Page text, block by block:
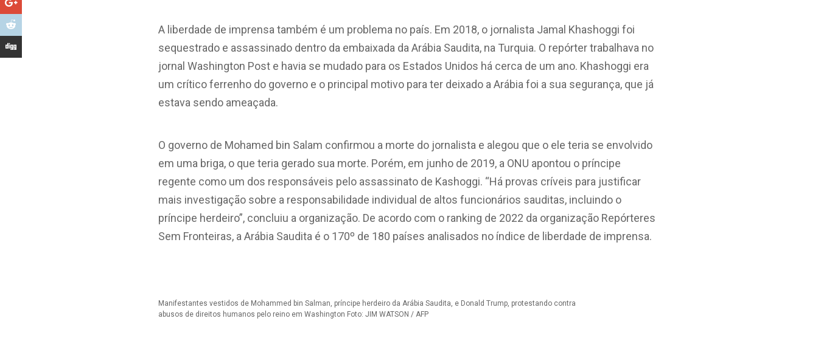
A liberdade de imprensa também é um problema no país. Em 2018, o jornalista Jamal Khashoggi foi
sequestrado e assassinado dentro da embaixada da Arábia Saudita, na Turquia. O repórter trabalhava no
jornal Washington Post e havia se mudado para os Estados Unidos há cerca de um ano. Khashoggi era
um crítico ferrenho do governo e o principal motivo para ter deixado a Arábia foi a sua segurança, que já
estava sendo ameaçada.
O governo de Mohamed bin Salam confirmou a morte do jornalista e alegou que o ele teria se envolvido
em uma briga, o que teria gerado sua morte. Porém, em junho de 2019, a ONU apontou o príncipe
regente como um dos responsáveis pelo assassinato de Kashoggi. “Há provas críveis para justificar
mais investigação sobre a responsabilidade individual de altos funcionários sauditas, incluindo o
príncipe herdeiro”, concluiu a organização. De acordo com o ranking de 2022 da organização Repórteres
Sem Fronteiras, a Arábia Saudita é o 170º de 180 países analisados no índice de liberdade de imprensa.
Manifestantes vestidos de Mohammed bin Salman, príncipe herdeiro da Arábia Saudita, e Donald Trump, protestando contra
abusos de direitos humanos pelo reino em Washington Foto: JIM WATSON / AFP